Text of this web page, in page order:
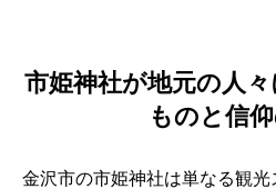
市姫神社が地元の人
ものと信
金沢市の市姫神社は単なる観